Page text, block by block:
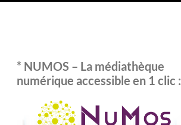
* NUMOS – La médiathèque
numérique accessible en 1 clic :